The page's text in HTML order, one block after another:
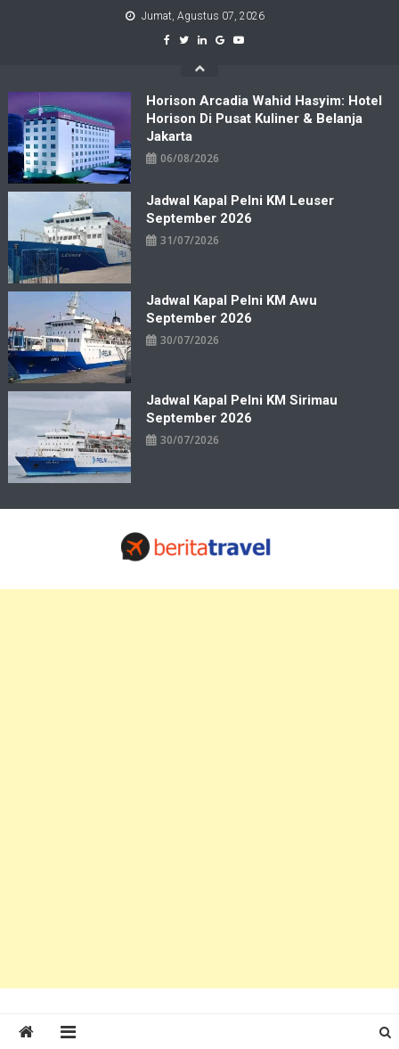
Jumat, Agustus 07, 2026
Horison Arcadia Wahid Hasyim: Hotel
Horison Di Pusat Kuliner & Belanja
Jakarta
06/08/2026
Jadwal Kapal Pelni KM Leuser
September 2026
31/07/2026
Jadwal Kapal Pelni KM Awu
September 2026
30/07/2026
Jadwal Kapal Pelni KM Sirimau
September 2026
30/07/2026
Travelbiz